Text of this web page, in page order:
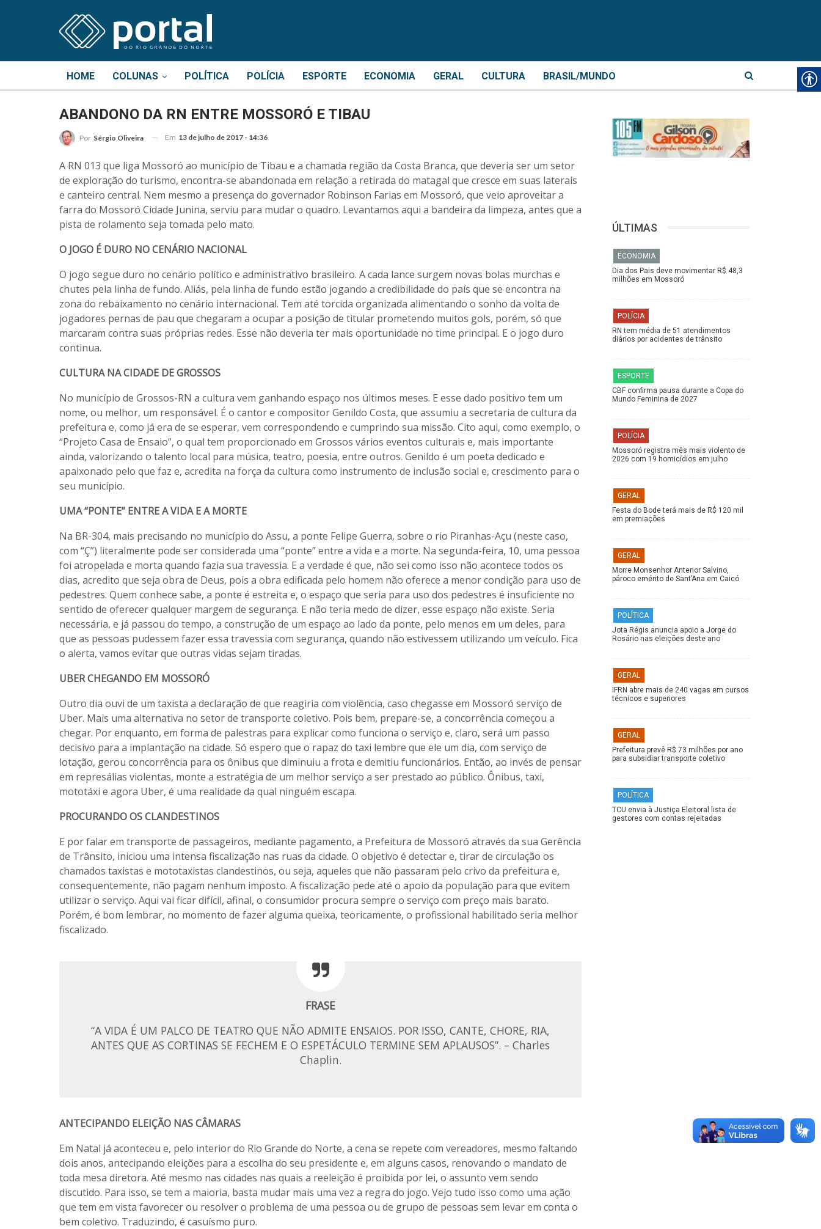
HOME COLUNAS POLÍTICA POLÍCIA ESPORTE ECONOMIA GERAL CULTURA BRASIL/MUNDO
ABANDONO DA RN ENTRE MOSSORÓ E TIBAU
Por Sérgio Oliveira Em 13 de julho de 2017 - 14:36
A RN 013 que liga Mossoró ao município de Tibau e a chamada região da Costa Branca, que deveria ser um setor
de exploração do turismo, encontra-se abandonada em relação a retirada do matagal que cresce em suas laterais
e canteiro central. Nem mesmo a presença do governador Robinson Farias em Mossoró, que veio aproveitar a
farra do Mossoró Cidade Junina, serviu para mudar o quadro. Levantamos aqui a bandeira da limpeza, antes que a
pista de rolamento seja tomada pelo mato.
O JOGO É DURO NO CENÁRIO NACIONAL
O jogo segue duro no cenário político e administrativo brasileiro. A cada lance surgem novas bolas murchas e
chutes pela linha de fundo. Aliás, pela linha de fundo estão jogando a credibilidade do país que se encontra na
zona do rebaixamento no cenário internacional. Tem até torcida organizada alimentando o sonho da volta de
jogadores pernas de pau que chegaram a ocupar a posição de titular prometendo muitos gols, porém, só que
marcaram contra suas próprias redes. Esse não deveria ter mais oportunidade no time principal. E o jogo duro
continua.
CULTURA NA CIDADE DE GROSSOS
No município de Grossos-RN a cultura vem ganhando espaço nos últimos meses. E esse dado positivo tem um
nome, ou melhor, um responsável. É o cantor e compositor Genildo Costa, que assumiu a secretaria de cultura da
prefeitura e, como já era de se esperar, vem correspondendo e cumprindo sua missão. Cito aqui, como exemplo, o
“Projeto Casa de Ensaio”, o qual tem proporcionado em Grossos vários eventos culturais e, mais importante
ainda, valorizando o talento local para música, teatro, poesia, entre outros. Genildo é um poeta dedicado e
apaixonado pelo que faz e, acredita na força da cultura como instrumento de inclusão social e, crescimento para o
seu município.
UMA “PONTE” ENTRE A VIDA E A MORTE
Na BR-304, mais precisando no município do Assu, a ponte Felipe Guerra, sobre o rio Piranhas-Açu (neste caso,
com “Ç”) literalmente pode ser considerada uma “ponte” entre a vida e a morte. Na segunda-feira, 10, uma pessoa
foi atropelada e morta quando fazia sua travessia. E a verdade é que, não sei como isso não acontece todos os
dias, acredito que seja obra de Deus, pois a obra edificada pelo homem não oferece a menor condição para uso de
pedestres. Quem conhece sabe, a ponte é estreita e, o espaço que seria para uso dos pedestres é insuficiente no
sentido de oferecer qualquer margem de segurança. E não teria medo de dizer, esse espaço não existe. Seria
necessária, e já passou do tempo, a construção de um espaço ao lado da ponte, pelo menos em um deles, para
que as pessoas pudessem fazer essa travessia com segurança, quando não estivessem utilizando um veículo. Fica
o alerta, vamos evitar que outras vidas sejam tiradas.
UBER CHEGANDO EM MOSSORÓ
Outro dia ouvi de um taxista a declaração de que reagiria com violência, caso chegasse em Mossoró serviço de
Uber. Mais uma alternativa no setor de transporte coletivo. Pois bem, prepare-se, a concorrência começou a
chegar. Por enquanto, em forma de palestras para explicar como funciona o serviço e, claro, será um passo
decisivo para a implantação na cidade. Só espero que o rapaz do taxi lembre que ele um dia, com serviço de
lotação, gerou concorrência para os ônibus que diminuiu a frota e demitiu funcionários. Então, ao invés de pensar
em represálias violentas, monte a estratégia de um melhor serviço a ser prestado ao público. Ônibus, taxi,
mototáxi e agora Uber, é uma realidade da qual ninguém escapa.
PROCURANDO OS CLANDESTINOS
E por falar em transporte de passageiros, mediante pagamento, a Prefeitura de Mossoró através da sua Gerência
de Trânsito, iniciou uma intensa fiscalização nas ruas da cidade. O objetivo é detectar e, tirar de circulação os
chamados taxistas e mototaxistas clandestinos, ou seja, aqueles que não passaram pelo crivo da prefeitura e,
consequentemente, não pagam nenhum imposto. A fiscalização pede até o apoio da população para que evitem
utilizar o serviço. Aqui vai ficar difícil, afinal, o consumidor procura sempre o serviço com preço mais barato.
Porém, é bom lembrar, no momento de fazer alguma queixa, teoricamente, o profissional habilitado seria melhor
fiscalizado.
FRASE
“A VIDA É UM PALCO DE TEATRO QUE NÃO ADMITE ENSAIOS. POR ISSO, CANTE, CHORE, RIA,
ANTES QUE AS CORTINAS SE FECHEM E O ESPETÁCULO TERMINE SEM APLAUSOS”. – Charles
Chaplin.
ANTECIPANDO ELEIÇÃO NAS CÂMARAS
Em Natal já aconteceu e, pelo interior do Rio Grande do Norte, a cena se repete com vereadores, mesmo faltando
dois anos, antecipando eleições para a escolha do seu presidente e, em alguns casos, renovando o mandato de
toda mesa diretora. Até mesmo nas cidades nas quais a reeleição é proibida por lei, o assunto vem sendo
discutido. Para isso, se tem a maioria, basta mudar mais uma vez a regra do jogo. Vejo tudo isso como uma ação
que tem em vista favorecer ou resolver o problema de uma pessoa ou de grupo de pessoas sem levar em conta o
bem coletivo. Traduzindo, é casuísmo puro.
ÚLTIMAS
ECONOMIA
Dia dos Pais deve movimentar R$ 48,3
milhões em Mossoró
POLÍCIA
RN tem média de 51 atendimentos
diários por acidentes de trânsito
ESPORTE
CBF confirma pausa durante a Copa do
Mundo Feminina de 2027
POLÍCIA
Mossoró registra mês mais violento de
2026 com 19 homicídios em julho
GERAL
Festa do Bode terá mais de R$ 120 mil
em premiações
GERAL
Morre Monsenhor Antenor Salvino,
pároco emérito de Sant’Ana em Caicó
POLÍTICA
Jota Régis anuncia apoio a Jorge do
Rosário nas eleições deste ano
GERAL
IFRN abre mais de 240 vagas em cursos
técnicos e superiores
GERAL
Prefeitura prevê R$ 73 milhões por ano
para subsidiar transporte coletivo
POLÍTICA
TCU envia à Justiça Eleitoral lista de
gestores com contas rejeitadas